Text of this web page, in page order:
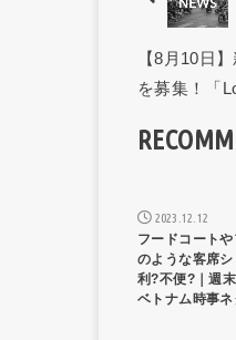
【8月10日
を募集！「
2023.12.12
フードコート
のような客席
利?不便?｜週
ベトナム時事ネ